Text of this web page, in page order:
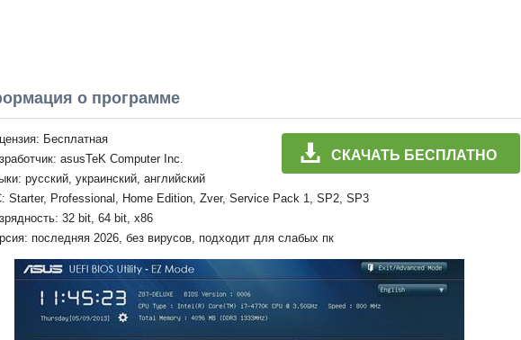
о программе
СКАЧАТЬ БЕСПЛАТНО
Бесплатная
asusTeK Computer Inc.
русский, украинский, английский
Starter, Professional, Home Edition, Zver, Service Pack 1, SP2, SP3
32 bit, 64 bit, x86
последняя 2026, без вирусов, подходит для слабых пк